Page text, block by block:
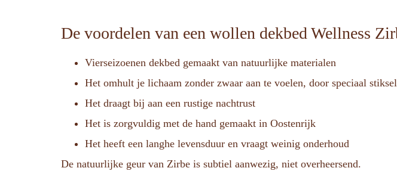
De voordelen van een wollen dekbed Wellness
Vierseizoenen dekbed gemaakt van natuurlijke materialen
Het omhult je lichaam zonder zwaar aan te voelen, door speciaal stiksel
Het draagt bij aan een rustige nachtrust
Het is zorgvuldig met de hand gemaakt in Oostenrijk
Het heeft een langhe levensduur en vraagt weinig onderhoud
De natuurlijke geur van Zirbe is subtiel aanwezig, niet overheersend.